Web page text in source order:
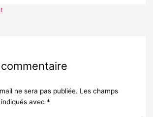
ne sera pas publiée. Les champs
avec *